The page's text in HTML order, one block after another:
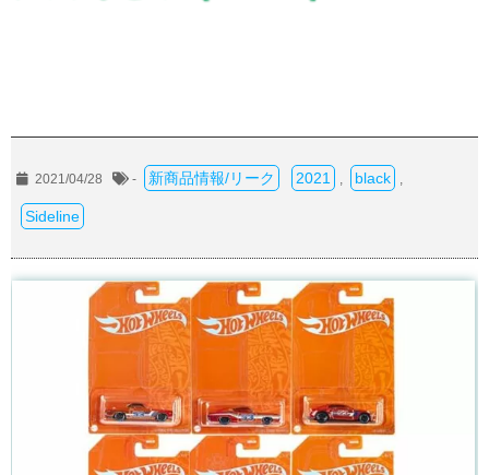
2021/04/28 - 新商品情報/リーク 2021 black
Sideline